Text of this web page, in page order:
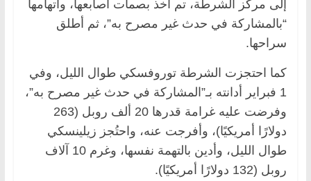
إلى مركز الشرطة، تم أخذ بصمات أصابعها، واتهامها
“بالمشاركة في حدث غير مصرح به”، ثم أطلق
سراحها.
كما احتجزت الشرطة توروفسكي طوال الليل، وفي
1 فبراير أدانته بـ”المشاركة في حدث غير مصرح به”،
وفرضت عليه غرامة قدرها 20 ألف روبل (263
دولارًا أمريكيًا)، وأفرجت عنه، واحتُجز زيلينسكي
طوال الليل، وأدين بالتهمة نفسها، وغرم 10 آلاف
روبل (132 دولارًا أمريكيًا).